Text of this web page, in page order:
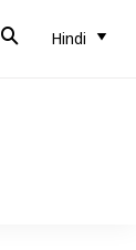
Hindi